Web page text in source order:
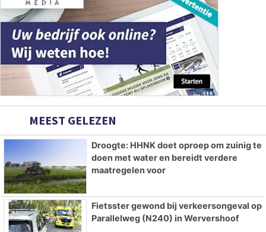
MEEST GELEZEN
Droogte: HHNK doet oproep om zuinig te
doen met water en bereidt verdere
maatregelen voor
Fietsster gewond bij verkeersongeval op
Parallelweg (N240) in Wervershoof